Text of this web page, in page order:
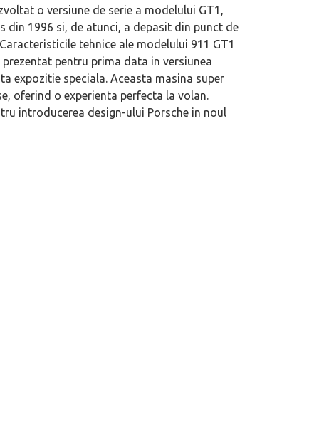
o versiune de serie a modelului GT1,
din 1996 si, de atunci, a depasit din punct de
tehnice ale modelului 911 GT1
pentru prima data in versiunea
expozitie speciala. Aceasta masina super
oferind o experienta perfecta la volan.
introducerea design-ului Porsche in noul